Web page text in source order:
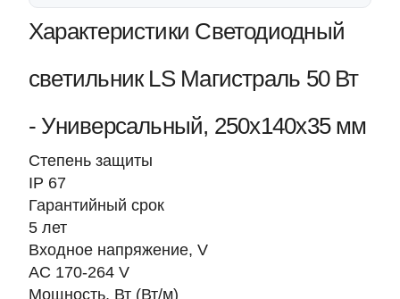
Характеристики Светодиодный
светильник LS Магистраль 50 Вт
- Универсальный, 250х140х35 мм
Степень защиты
IP 67
Гарантийный срок
5 лет
Входное напряжение, V
AC 170-264 V
Мощность, Вт (Вт/м)